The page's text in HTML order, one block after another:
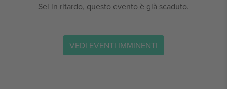
Sei in ritardo, questo evento è già scaduto.
VEDI EVENTI IMMINENTI